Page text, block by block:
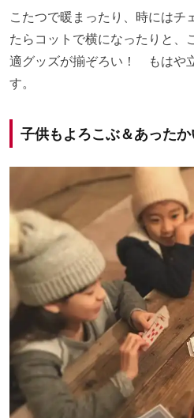
こたつで暖まったり、時にはチ
たらコットで横になったりと、
適グッズが揃ぞろい！ もはや
す。
子供もよろこぶ＆あった